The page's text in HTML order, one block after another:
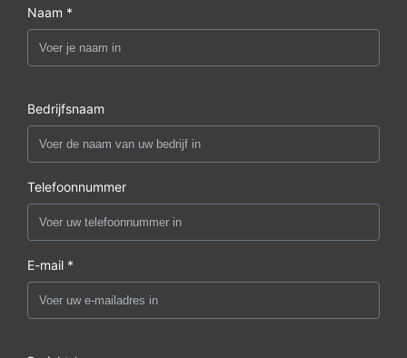
Naam *
Bedrijfsnaam
Telefoonnummer
E-mail *